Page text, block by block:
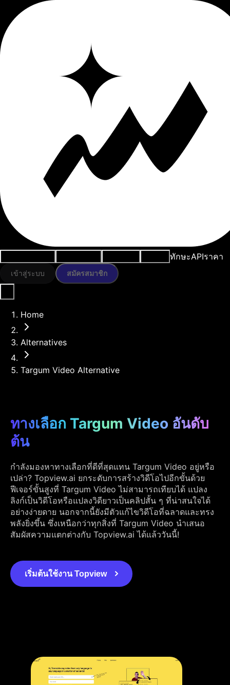
ทักษะAPIราคา
เข้าสู่ระบบ สมัครสมาชิก
Home
Alternatives
Targum Video Alternative
ทางเลือก Targum Video อันดับ
ต้น
กำลังมองหาทางเลือกที่ดีที่สุดแทน Targum Video อยู่หรือ
เปล่า? Topview.ai ยกระดับการสร้างวิดีโอไปอีกขั้นด้วย
ฟีเจอร์ขั้นสูงที่ Targum Video ไม่สามารถเทียบได้ แปลง
ลิงก์เป็นวิดีโอหรือแปลงวิดียาวเป็นคลิปสั้น ๆ ที่น่าสนใจได้
อย่างง่ายดาย นอกจากนี้ยังมีตัวแก้ไขวิดีโอที่ฉลาดและทรง
พลังยิ่งขึ้น ซึ่งเหนือกว่าทุกสิ่งที่ Targum Video นำเสนอ
สัมผัสความแตกต่างกับ Topview.ai ได้แล้ววันนี้!
เริ่มต้นใช้งาน Topview